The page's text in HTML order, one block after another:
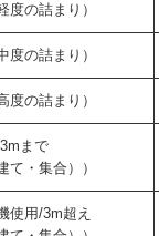
までの価格です。
・排水トラップ
合水栓）
水器・分岐水栓）
度の詰まり）
度の詰まり）
度の詰まり）
まで
て・集合））
用/3m超え